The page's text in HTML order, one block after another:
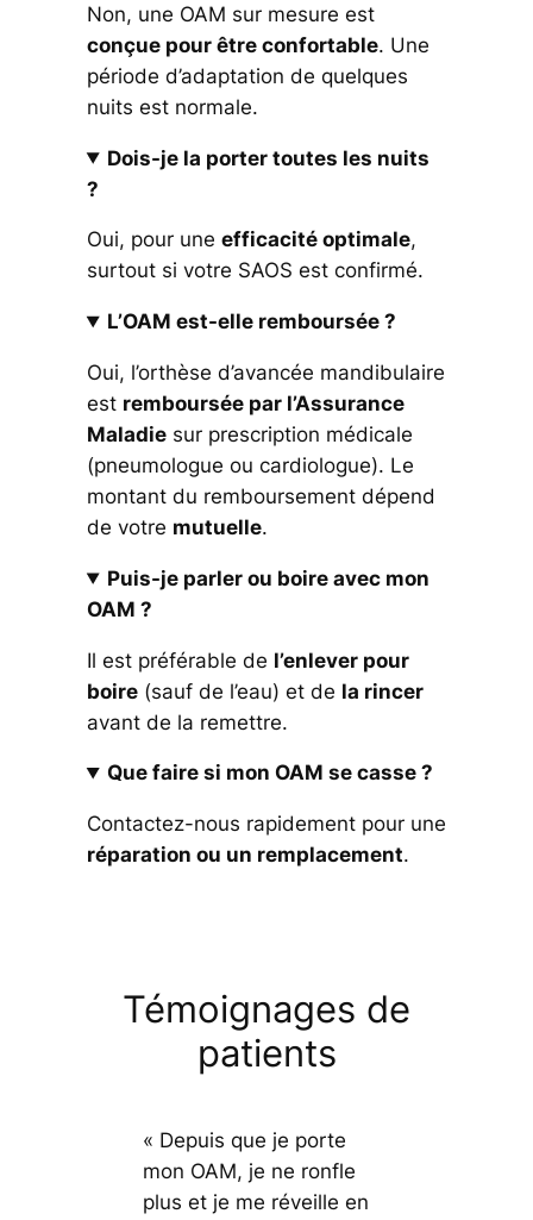
Non, une OAM sur mesure est
conçue pour être confortable. Une
période d’adaptation de quelques
nuits est normale.
Dois-je la porter toutes les nuits
?
Oui, pour une efficacité optimale,
surtout si votre SAOS est confirmé.
L’OAM est-elle remboursée ?
Oui, l’orthèse d’avancée mandibulaire
est remboursée par l’Assurance
Maladiesur prescription médicale
(pneumologue ou cardiologue). Le
montant du remboursement dépend
de votre mutuelle.
Puis-je parler ou boire avec mon
OAM ?
Il est préférable de l’enlever pour
boire(sauf de l’eau) et de la rincer
avant de la remettre.
Que faire si mon OAM se casse ?
Contactez-nous rapidement pour une
réparation ou un remplacement.
Témoignages de
patients
« Depuis que je porte
mon OAM, je ne ronfle
plus et je me réveille en